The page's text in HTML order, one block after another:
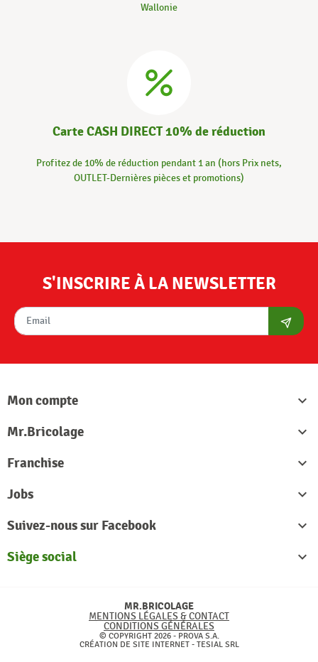
Wallonie
Carte CASH DIRECT 10% de réduction
Profitez de 10% de réduction pendant 1 an (hors Prix nets,
OUTLET-Dernières pièces et promotions)
S'INSCRIRE À LA NEWSLETTER
Mon compte

Mr.Bricolage

Franchise

Jobs

Suivez-nous sur Facebook

Siège social

MR.BRICOLAGE
MENTIONS LÉGALES & CONTACT
CONDITIONS GÉNÉRALES
© COPYRIGHT 2026 - PROVA S.A.
CRÉATION DE SITE INTERNET - TESIAL SRL